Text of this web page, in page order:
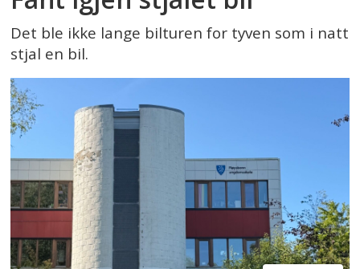
Det ble ikke lange bilturen for tyven som i natt
stjal en bil.